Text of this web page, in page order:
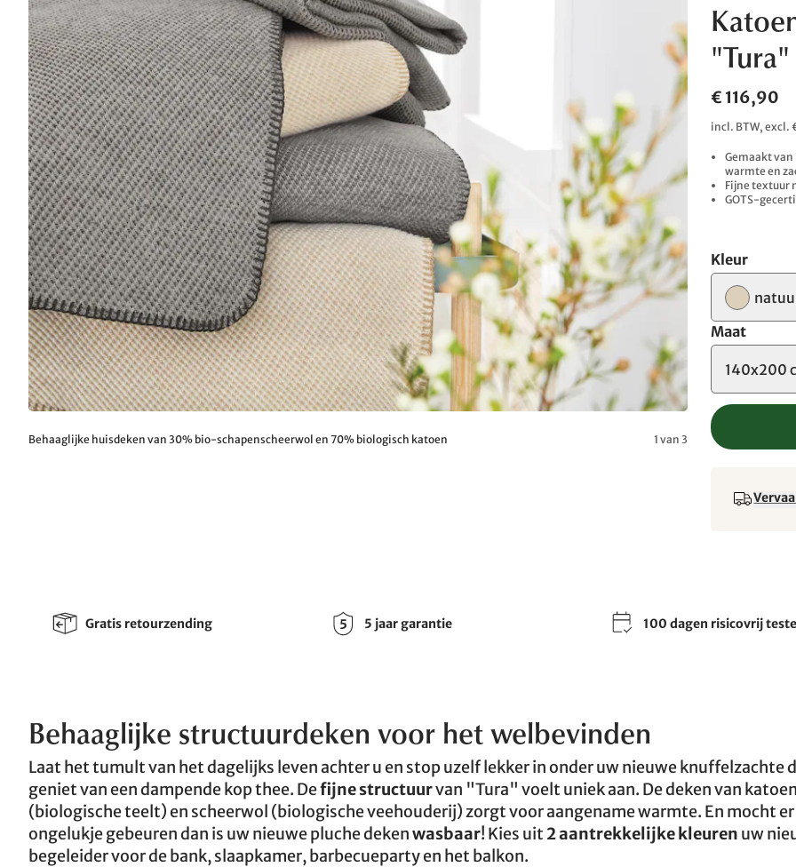
Behaaglijke huisdeken van 30% bio-schapenscheerwol en 70% biologisch katoen 1 van 3
"Tura"
€ 116,90
incl. BTW, excl.
Gemaakt
warmte en
Fijne textuur
GOTS-
Kleur
Maat
140x200
Gratis retourzending 5 jaar garantie 100 dagen risicovrij
Behaaglijke structuurdeken voor het welbevinden
Laat het tumult van het dagelijks leven achter u en stop uzelf lekker in onder uw nieuwe knuffelzachte
geniet van een dampende kop thee. Defijne structuurvan "Tura" voelt uniek aan. De deken van katoen
(biologische teelt) en scheerwol (biologische veehouderij) zorgt voor aangename warmte. En mocht er
ongelukje gebeuren dan is uw nieuwe pluche dekenwasbaar! Kies uit 2 aantrekkelijke kleuren uw
begeleider voor de bank, slaapkamer, barbecueparty en het balkon.